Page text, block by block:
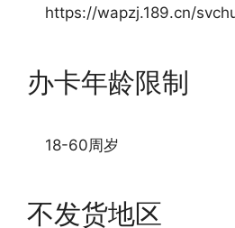
https://wapzj.189.cn/
办卡年龄限制
18-60周岁
不发货地区